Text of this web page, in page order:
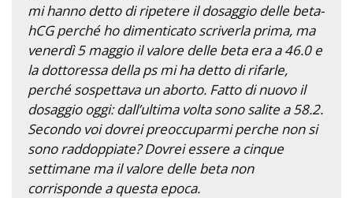
mi hanno detto di ripetere il dosaggio delle beta-
hCG perché ho dimenticato scriverla prima, ma
venerdì 5 maggio il valore delle beta era a 46.0 e
la dottoressa della ps mi ha detto di rifarle,
perché sospettava un aborto. Fatto di nuovo il
dosaggio oggi: dall’ultima volta sono salite a 58.2.
Secondo voi dovrei preoccuparmi perche non si
sono raddoppiate? Dovrei essere a cinque
settimane ma il valore delle beta non
corrisponde a questa epoca.